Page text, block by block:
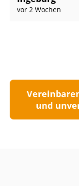
vor 2 Wochen
und